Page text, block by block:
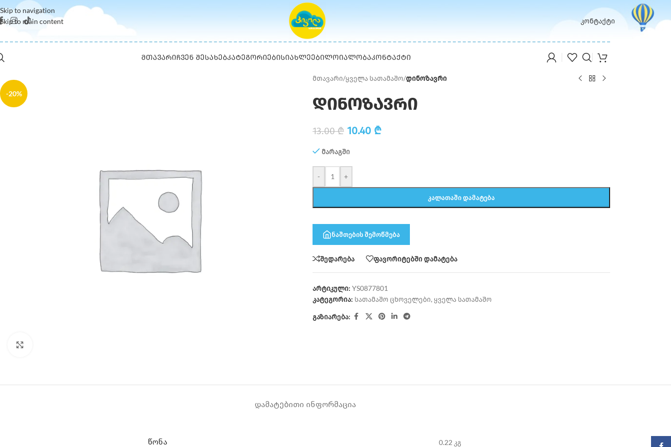
Skip to navigation
Skip to main content
კონტაქტი
ᲛᲗᲐᲕᲐᲠᲘᲩᲕᲔᲜ ᲨᲔᲡᲐᲮᲔᲑᲙᲐᲢᲔᲒᲝᲠᲘᲔᲑᲘᲡᲘᲐᲮᲚᲔᲔᲑᲘᲚᲝᲘᲐᲚᲝᲑᲐᲙᲝᲜᲢᲐᲥᲢᲘ
-20%
მთავარი/ყველა სათამაშო/დინოზავრი
დინოზავრი
13.00₾ 10.40 ₾
მარაგში
- +
ᲙᲐᲚᲐᲗᲐᲨᲘ ᲓᲐᲛᲐᲢᲔᲑᲐ
ნაშთების შემოწმება
შედარება ფავორიტებში დამატება
არტიკული: YS0877801
კატეგორია: სათამაშო ცხოველები, ყველა სათამაშო
გაზიარება:
ᲓᲐᲛᲐᲢᲔᲑᲘᲗᲘ ᲘᲜᲤᲝᲠᲛᲐᲪᲘᲐ
ᲬᲝᲜᲐ 0.22 კგ